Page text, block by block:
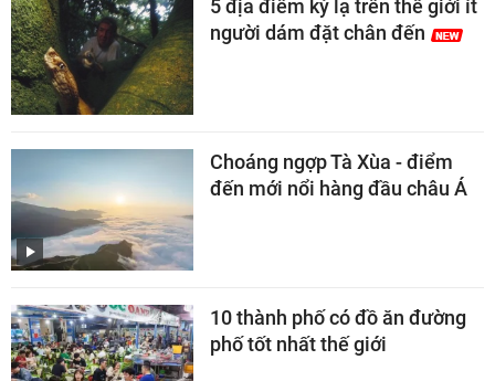
5 địa điểm kỳ lạ trên thế giới ít
người dám đặt chân đến
Choáng ngợp Tà Xùa - điểm
đến mới nổi hàng đầu châu Á
10 thành phố có đồ ăn đường
phố tốt nhất thế giới